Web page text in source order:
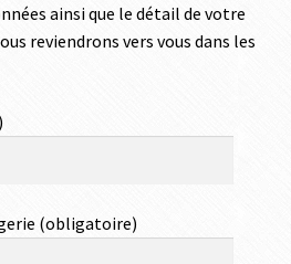
ainsi que le détail de votre
reviendrons vers vous dans les
(obligatoire)